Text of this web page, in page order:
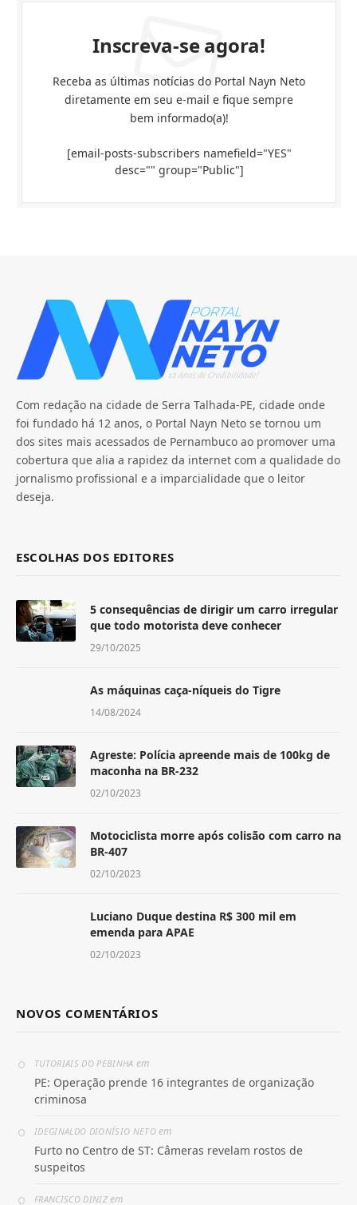
Inscreva-se agora!
Receba as últimas notícias do Portal Nayn Neto
diretamente em seu e-mail e fique sempre
bem informado(a)!
[email-posts-subscribers namefield="YES"
desc="" group="Public"]
Com redação na cidade de Serra Talhada-PE, cidade onde
foi fundado há 12 anos, o Portal Nayn Neto se tornou um
dos sites mais acessados de Pernambuco ao promover uma
cobertura que alia a rapidez da internet com a qualidade do
jornalismo profissional e a imparcialidade que o leitor
deseja.
ESCOLHAS DOS EDITORES
5 consequências de dirigir um carro irregular
que todo motorista deve conhecer
29/10/2025
As máquinas caça-níqueis do Tigre
14/08/2024
Agreste: Polícia apreende mais de 100kg de
maconha na BR-232
02/10/2023
Motociclista morre após colisão com carro na
BR-407
02/10/2023
Luciano Duque destina R$ 300 mil em
emenda para APAE
02/10/2023
NOVOS COMENTÁRIOS
TUTORIAIS DO PEBINHA em
PE: Operação prende 16 integrantes de organização
criminosa
IDEGINALDO DIONÍSIO NETOem
Furto no Centro de ST: Câmeras revelam rostos de
suspeitos
FRANCISCO DINIZem